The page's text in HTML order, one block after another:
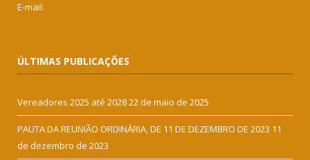
E-mail:
ÚLTIMAS PUBLICAÇÕES
Vereadores 2025 até 202822 de maio de 2025
PAUTA DA REUNIÃO ORDINÁRIA, DE 11 DE DEZEMBRO DE 2023 11
de dezembro de 2023